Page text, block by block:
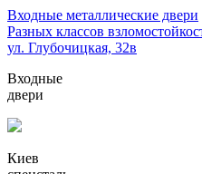
Перейти
к
содержимому
Enter)
Входные металлические двери
Разных классов
ул. Глубочицкая, 32в
Входные
двери
Киев